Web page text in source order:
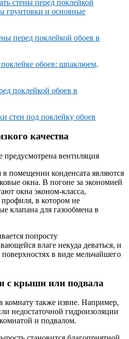
качества
предусмотрена вентиляция
помещении конденсата являются
окна. В погоне за экономией
окна эконом-класса,
в котором не
клапана для газообмена в
попросту
влаге некуда деваться, и
в виде мельчайшего
с крыши или подвала
комнату также извне. Например,
недостаточной гидроизоляции
и подвалом.